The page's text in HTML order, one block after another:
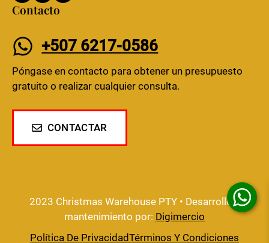
Contacto
+507 6217-0586
Póngase en contacto para obtener un presupuesto
gratuito o realizar cualquier consulta.
CONTACTAR
2023 Christmas Warehouse PTY • Desarrollo y
mantenimiento por: Digimercio
Política De PrivacidadTérminos Y Condiciones